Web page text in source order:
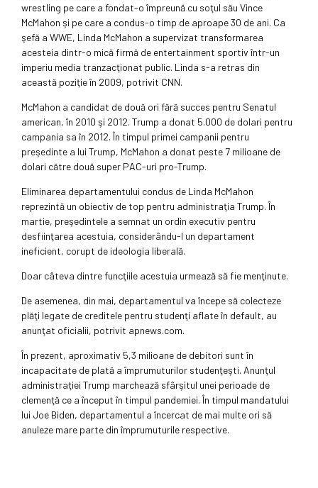
wrestling pe care a fondat-o împreună cu soţul său Vince
McMahon şi pe care a condus-o timp de aproape 30 de ani. Ca
şefă a WWE, Linda McMahon a supervizat transformarea
acesteia dintr-o mică firmă de entertainment sportiv într-un
imperiu media tranzacţionat public. Linda s-a retras din
această poziţie în 2009, potrivit CNN.
McMahon a candidat de două ori fără succes pentru Senatul
american, în 2010 şi 2012. Trump a donat 5.000 de dolari pentru
campania sa în 2012. În timpul primei campanii pentru
preşedinte a lui Trump, McMahon a donat peste 7 milioane de
dolari către două super PAC-uri pro-Trump.
Eliminarea departamentului condus de Linda McMahon
reprezintă un obiectiv de top pentru administraţia Trump. În
martie, preşedintele a semnat un ordin executiv pentru
desfiinţarea acestuia, considerându-l un departament
ineficient, corupt de ideologia liberală.
Doar câteva dintre funcţiile acestuia urmează să fie menţinute.
De asemenea, din mai, departamentul va începe să colecteze
plăţi legate de creditele pentru studenţi aflate în default, au
anunţat oficialii, potrivit apnews.com.
În prezent, aproximativ 5,3 milioane de debitori sunt în
incapacitate de plată a împrumuturilor studenţeşti. Anunţul
administraţiei Trump marchează sfârşitul unei perioade de
clemenţă ce a început în timpul pandemiei. În timpul mandatului
lui Joe Biden, departamentul a încercat de mai multe ori să
anuleze mare parte din împrumuturile respective.